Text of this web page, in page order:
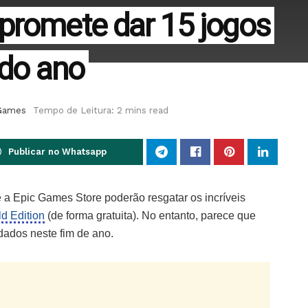
dar 15 jogos
ano
Tempo de Leitura: 2 mins read
Publicar no Whatsapp
Epic Games Store poderão resgatar os incríveis
Edition (de forma gratuita). No entanto, parece que
neste fim de ano.